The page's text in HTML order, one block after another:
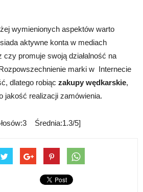
wymienionych aspektów warto
aktywne konta w mediach
czy promuje swoją działalność na
marki w Internecie
dlatego robiąc zakupy wędkarskie,
jakość realizacji zamówienia.
Średnia:1.3/5]